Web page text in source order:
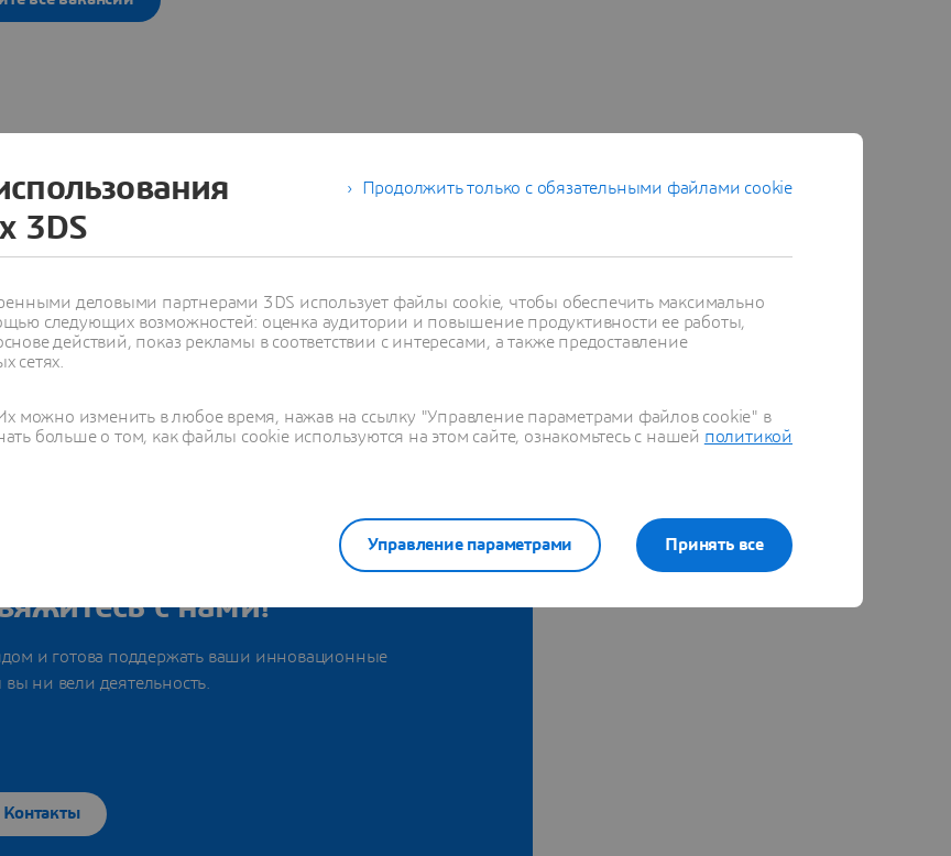
офисы
офисы в этой стране
с нами!
и готова поддержать ваши инновационные
ни вели деятельность.
Контакты
Продолжить только с обязательными файлами cookie
3DS
деловыми партнерами 3DS использует файлы cookie, чтобы обеспечить максимально
следующих возможностей: оценка аудитории и повышение продуктивности ее работы,
действий, показ рекламы в соответствии с интересами, а также предоставление
сетях.
можно изменить в любое время, нажав на ссылку "Управление параметрами файлов cookie" в
больше о том, как файлы cookie используются на этом сайте, ознакомьтесь с нашей политикой
Принять все
Управление параметрами